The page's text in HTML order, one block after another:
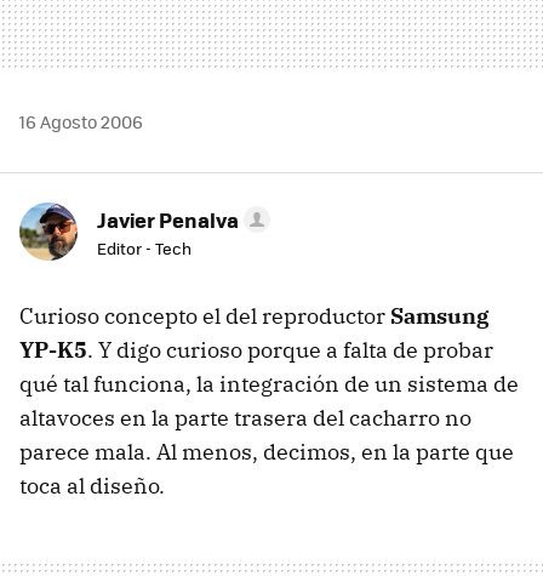
16 Agosto 2006
Javier Penalva
Editor - Tech
Curioso concepto el del reproductor Samsung
YP-K5. Y digo curioso porque a falta de probar
qué tal funciona, la integración de un sistema de
altavoces en la parte trasera del cacharro no
parece mala. Al menos, decimos, en la parte que
toca al diseño.